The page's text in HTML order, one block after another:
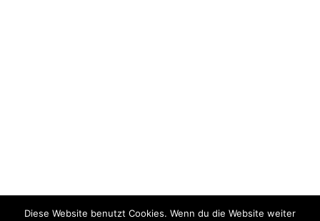
Diese Website benutzt Cookies. Wenn du die Website weiter